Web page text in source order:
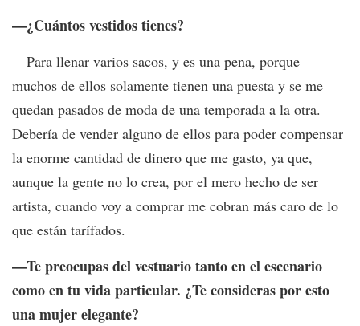
—¿Cuántos vestidos tienes?
—Para llenar varios sacos, y es una pena, porque
muchos de ellos solamente tienen una puesta y se me
quedan pasados de moda de una temporada a la otra.
Debería de vender alguno de ellos para poder compensar
la enorme cantidad de dinero que me gasto, ya que,
aunque la gente no lo crea, por el mero hecho de ser
artista, cuando voy a comprar me cobran más caro de lo
que están tarífados.
—Te preocupas del vestuario tanto en el escenario
como en tu vida particular. ¿Te consideras por esto
una mujer elegante?